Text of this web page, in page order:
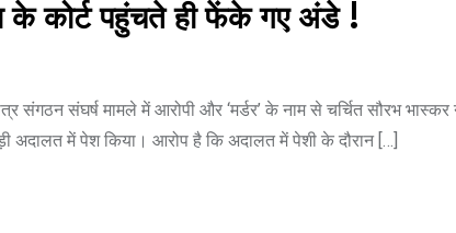
के कोर्ट पहुंचते ही फेंके गए अंडे !
संगठन संघर्ष मामले में आरोपी और ‘मर्डर’ के नाम से चर्चित सौरभ
अदालत में पेश किया। आरोप है कि अदालत में पेशी के दौरान […]